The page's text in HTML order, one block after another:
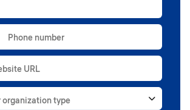
Phone number
URL
organization type